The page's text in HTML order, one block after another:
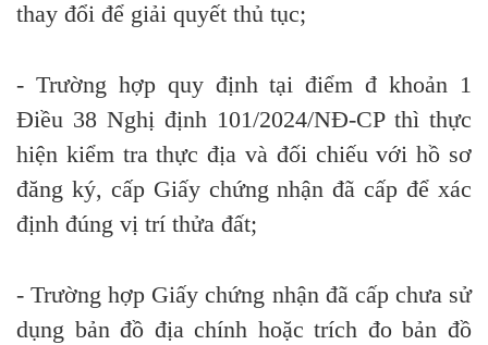
thay đổi để giải quyết thủ tục;
- Trường hợp quy định tạiđiểm đ khoản 1
Điều 38 Nghị định 101/2024/NĐ-CPthì thực
hiện kiểm tra thực địa và đối chiếuvới hồ sơ
đăng ký, cấp Giấy chứng nhận đã cấpđể xác
định đúng vị trí thửa đất;
- Trường hợp Giấy chứng nhận đã cấp chưa sử
dụng bản đồ địa chính hoặc trích đo bản đồ